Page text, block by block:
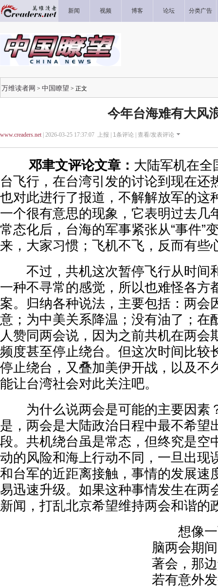
新闻 视频 博客 论坛 分类广告
万维读者网 > 中国瞭望 > 正文
今年台海难有大风
www.creaders.net| 2026-03-25 17:37:07 上报 | 1条评论 | 查看/发表评论
邓聿文评论文章： 大陆军机在全
台飞行，在台湾引发的讨论到现在还
也对此进行了报道，不解解放军的这
一个很有意思的现象，它表明过去几
常态化后，台海的军事紧张从“事件”
来，大家习惯；飞机不飞，反而有些
不过，共机这次暂停飞行从时间
一种不寻常的感觉，所以也难怪各方
案。归纳各种说法，主要包括：两会
意；为中美关系降温；没有油了；在
人赞同两会说，因为之前共机在两会
频度甚至停止绕台。但这次时间比较
停止绕台，又叠加美伊开战，以及不
能让台湾社会对此关注吧。
为什么说两会是可能的主要因素
是，两会是大陆政治日程中最不希望
段。共机绕台虽是常态，但终究是空
动的风险和海上行动不同，一旦出现
和台军的近距离接触，事情的发展速
易迅速升级。如果这种事情发生在两
新闻，打乱北京希望维持两会和谐的
想像一
脑两会期
著会，那
若有意外